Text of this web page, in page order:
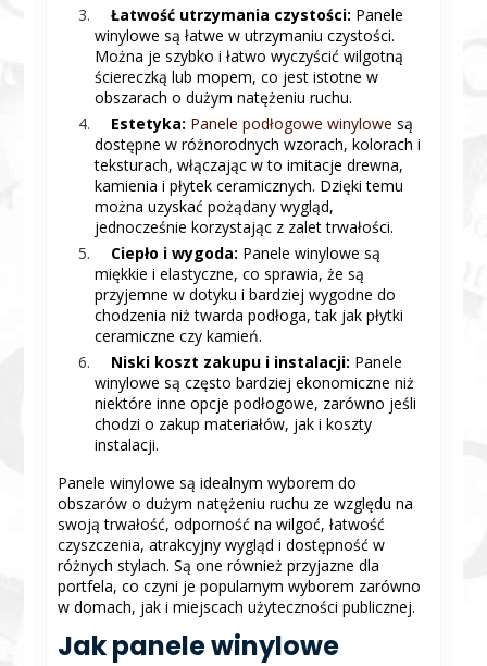
Łatwość utrzymania czystości: Panele
winylowe są łatwe w utrzymaniu czystości.
Można je szybko i łatwo wyczyścić wilgotną
ściereczką lub mopem, co jest istotne w
obszarach o dużym natężeniu ruchu.
Estetyka: Panele podłogowe winylowe są
dostępne w różnorodnych wzorach, kolorach i
teksturach, włączając w to imitacje drewna,
kamienia i płytek ceramicznych. Dzięki temu
można uzyskać pożądany wygląd,
jednocześnie korzystając z zalet trwałości.
Ciepło i wygoda: Panele winylowe są
miękkie i elastyczne, co sprawia, że są
przyjemne w dotyku i bardziej wygodne do
chodzenia niż twarda podłoga, tak jak płytki
ceramiczne czy kamień.
Niski koszt zakupu i instalacji: Panele
winylowe są często bardziej ekonomiczne niż
niektóre inne opcje podłogowe, zarówno jeśli
chodzi o zakup materiałów, jak i koszty
instalacji.
Panele winylowe są idealnym wyborem do
obszarów o dużym natężeniu ruchu ze względu na
swoją trwałość, odporność na wilgoć, łatwość
czyszczenia, atrakcyjny wygląd i dostępność w
różnych stylach. Są one również przyjazne dla
portfela, co czyni je popularnym wyborem zarówno
w domach, jak i miejscach użyteczności publicznej.
Jak panele winylowe